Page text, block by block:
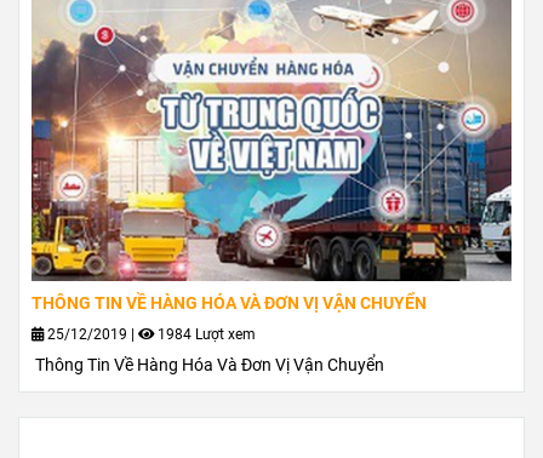
THÔNG TIN VỀ HÀNG HÓA VÀ ĐƠN VỊ VẬN CHUYỂN
25/12/2019 1984 Lượt xem
Thông Tin Về Hàng Hóa Và Đơn Vị Vận Chuyển